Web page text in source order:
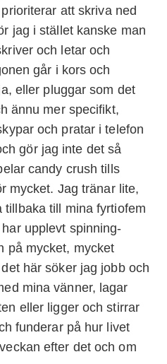
att skriva ned
jag i stället kanske man
och letar och
går i kors och
eller pluggar som det
ännu mer specifikt,
och pratar i telefon
gör jag inte det så
candy crush tills
mycket. Jag tränar lite,
tillbaka till mina fyrtiofem
upplevt spinning-
på mycket, mycket
här söker jag jobb och
mina vänner, lagar
eller ligger och stirrar
funderar på hur livet
efter det och om